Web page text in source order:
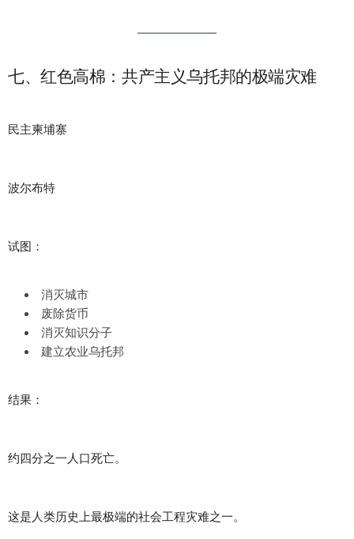
七、红色高棉：共产主义乌托邦的极端灾难
民主柬埔寨
波尔布特
试图：
消灭城市
废除货币
消灭知识分子
建立农业乌托邦
结果：
约四分之一人口死亡。
这是人类历史上最极端的社会工程灾难之一。